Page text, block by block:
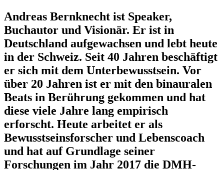
Andreas Bernknecht ist Speaker,
Buchautor und Visionär. Er ist in
Deutschland aufgewachsen und lebt heute
in der Schweiz. Seit 40 Jahren beschäftigt
er sich mit dem Unterbewusstsein. Vor
über 20 Jahren ist er mit den binauralen
Beats in Berührung gekommen und hat
diese viele Jahre lang empirisch
erforscht. Heute arbeitet er als
Bewusstseinsforscher und Lebenscoach
und hat auf Grundlage seiner
Forschungen im Jahr 2017 die DMH-